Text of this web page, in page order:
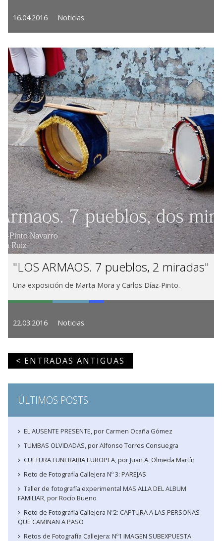
16.04.2016 Noticias
"LOS ARMAOS. 7 pueblos, 2 miradas"
Una exposición de Marta Mora y Carlos Díaz-Pinto.
22.03.2016 Noticias
< ENTRADAS ANTIGUAS
ÚLTIMOS POSTS
EL AUSENTE PRESENTE, por Carmen Ocaña Gómez
TUMBAS OLVIDADAS, por Alfonso Torres Consuegra
CULTURA FUNERARIA EUROPEA, por Juan A. Olmeda Martín
Reto de Fotografía Callejera Nº 3: PAREJAS
Taller de fotografía experimental MAS ALLA DEL ALBUM
FAMILIAR, por Rocío Bueno
Reto de Fotografía Callejera Nº2: CAPTURA A LAS PERSONAS
QUE CAMINAN A PASO
Retos de Fotografía Callejera: Nº1 IMAGEN SUBEXPUESTA